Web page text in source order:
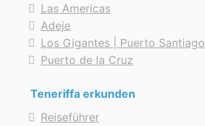
Las Americas
Adeje
Los Gigantes | Puerto Santiago
Puerto de la Cruz
Teneriffa erkunden
Reiseführer